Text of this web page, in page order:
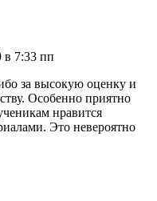
в 7:33 пп
за высокую оценку и
Особенно приятно
нравится
Это невероятно